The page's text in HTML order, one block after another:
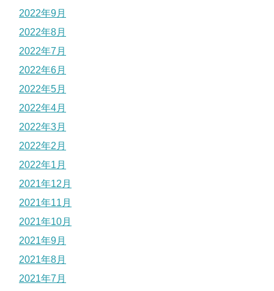
2022年9月
2022年8月
2022年7月
2022年6月
2022年5月
2022年4月
2022年3月
2022年2月
2022年1月
2021年12月
2021年11月
2021年10月
2021年9月
2021年8月
2021年7月